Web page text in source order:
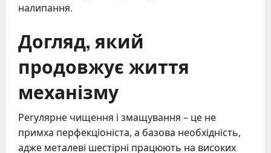
налипання.
Догляд, який
продовжує життя
механізму
Регулярне чищення і змащування – це не
примха перфекціоніста, а базова необхідність,
адже металеві шестірні працюють на високих